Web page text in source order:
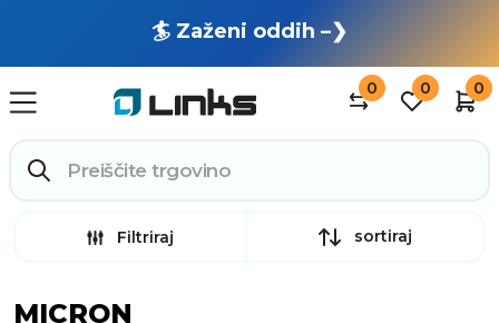
🏄 Zaženi oddih –❯
0 0 0
Filtriraj sortiraj
MICRON